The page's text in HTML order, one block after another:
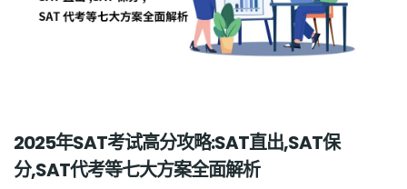
2025年SAT考试高分攻略:SAT直出,SAT保
分,SAT代考等七大方案全面解析